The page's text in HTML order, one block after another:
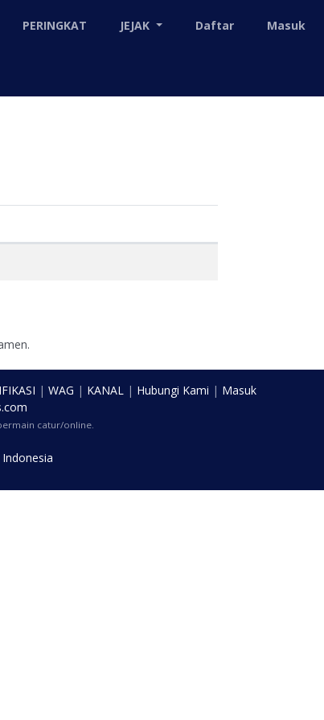
PERINGKAT JEJAK Daftar Masuk
| WAG | KANAL| Hubungi Kami | Masuk
catur/online.